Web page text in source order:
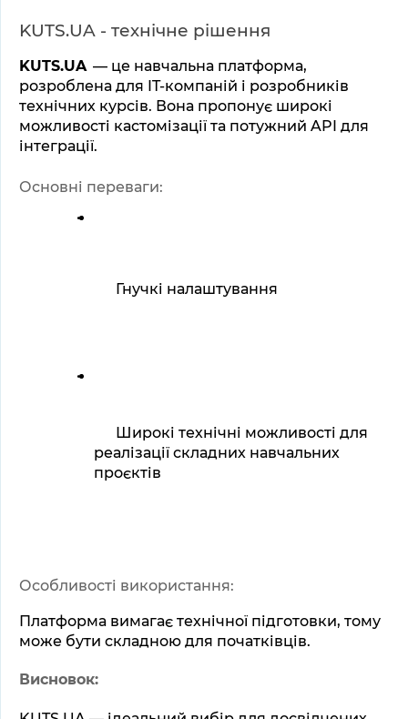
KUTS.UA - технічне рішення
KUTS.UA — це навчальна платформа,
розроблена для IT-компаній і розробників
технічних курсів. Вона пропонує широкі
можливості кастомізації та потужний API для
інтеграції.
Основні переваги:
Гнучкі налаштування
Широкі технічні можливості для
реалізації складних навчальних
проєктів
Особливості використання:
Платформа вимагає технічної підготовки, тому
може бути складною для початківців.
Висновок: